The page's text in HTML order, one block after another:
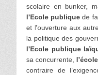
scolaire en bunker,
l’Ecole publique de
et l’ouverture aux
la politique des
l’Ecole publique
sa concurrente,
contraire de